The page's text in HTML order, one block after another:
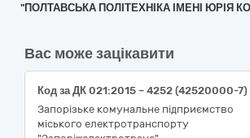
"ПОЛТАВСЬКА ПОЛІТЕХНІКА ІМЕНІ ЮРІЯ
Вас може зацікавити
Запорізьке комунальне підприємство
міського електротранспорту